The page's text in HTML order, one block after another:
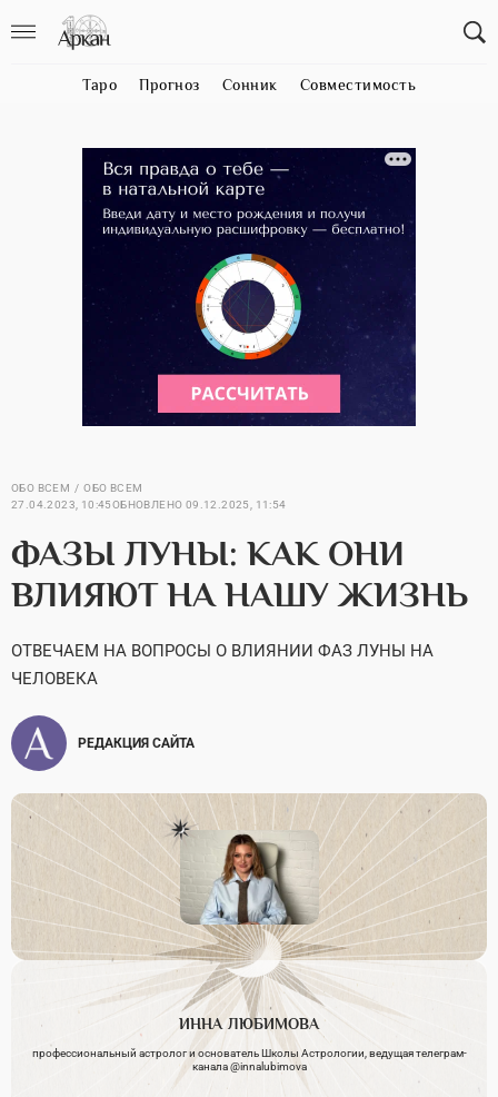
Таро Прогноз Сонник Совместимость
ОБО ВСЕМ
ОБО ВСЕМ
27.04.2023, 10:45ОБНОВЛЕНО 09.12.2025, 11:54
ФАЗЫ ЛУНЫ: КАК ОНИ
ВЛИЯЮТ НА НАШУ ЖИЗНЬ
ОТВЕЧАЕМ НА ВОПРОСЫ О ВЛИЯНИИ ФАЗ ЛУНЫ НА
ЧЕЛОВЕКА
РЕДАКЦИЯ САЙТА
ИННА ЛЮБИМОВА
профессиональный астролог и основатель Школы Астрологии, ведущая телеграм-
канала @innalubimova